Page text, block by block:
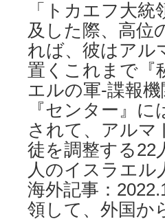
「トカエフ大
及した際、高位
れば、彼はアル
置くこれまで『
エルの軍-諜報
『センター』
されて、アルマ
徒を調整する22
人のイスラエル
海外記事：
領して、外国か